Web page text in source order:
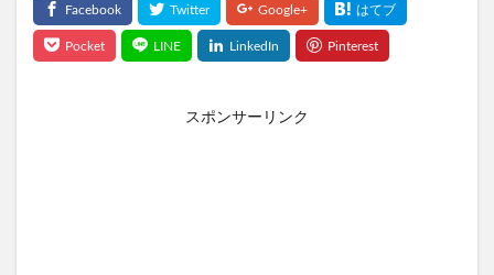
スポンサーリンク